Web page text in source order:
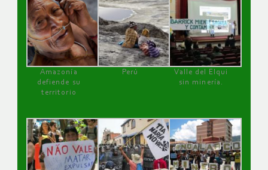
Amazonía
defiende su
territorio
Perú
Valle del Elqui
sin minería.